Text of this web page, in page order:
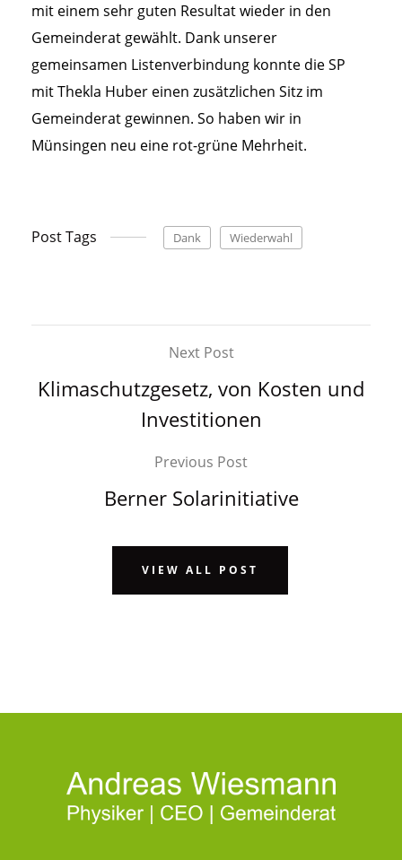
mit einem sehr guten Resultat wieder in den
Gemeinderat gewählt. Dank unserer
gemeinsamen Listenverbindung konnte die SP
mit Thekla Huber einen zusätzlichen Sitz im
Gemeinderat gewinnen. So haben wir in
Münsingen neu eine rot-grüne Mehrheit.
Post Tags Dank Wiederwahl
Next Post
Klimaschutzgesetz, von Kosten und
Investitionen
Previous Post
Berner Solarinitiative
VIEW ALL POST